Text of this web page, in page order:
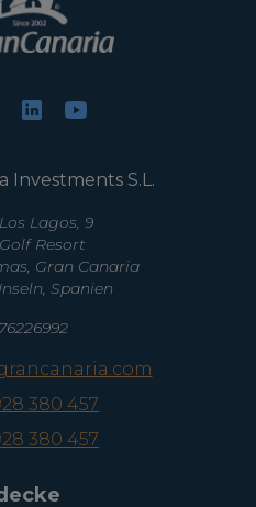
Investments S.L.
Lagos, 9
Resort
Gran Canaria
Spanien
380 457
380 457